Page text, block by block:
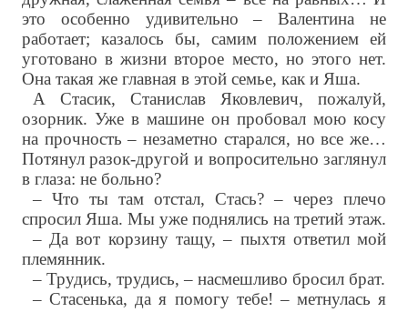
это особенно удивительно – Валентина не
работает; казалось бы, самим положением ей
уготовано в жизни второе место, но этого нет.
Она такая же главная в этой семье, как и Яша.
А Стасик, Станислав Яковлевич, пожалуй,
озорник. Уже в машине он пробовал мою косу
на прочность – незаметно старался, но все же…
Потянул разок-другой и вопросительно заглянул
в глаза: не больно?
– Что ты там отстал, Стась? – через плечо
спросил Яша. Мы уже поднялись на третий этаж.
– Да вот корзину тащу, – пыхтя ответил мой
племянник.
– Трудись, трудись, – насмешливо бросил брат.
– Стасенька, да я помогу тебе! – метнулась я